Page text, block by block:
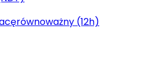
równoważny (12h)